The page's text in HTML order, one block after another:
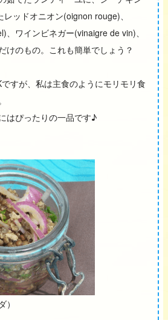
ッドオニオン(oignon rouge)、
、ワインビネガー(vinaigre de vin)、
けのもの。これも簡単でしょう？
すが、私は主食のようにモリモリ食
はぴったりの一品です♪
）